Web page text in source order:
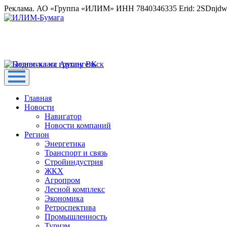
Реклама. АО «Группа «ИЛИМ» ИНН 7840346335 Erid:
Главная
Новости
Навигатор
Новости компаний
Регион
Энергетика
Транспорт и связь
Стройиндустрия
ЖКХ
Агропром
Лесной комплекс
Экономика
Ретроспектива
Промышленность